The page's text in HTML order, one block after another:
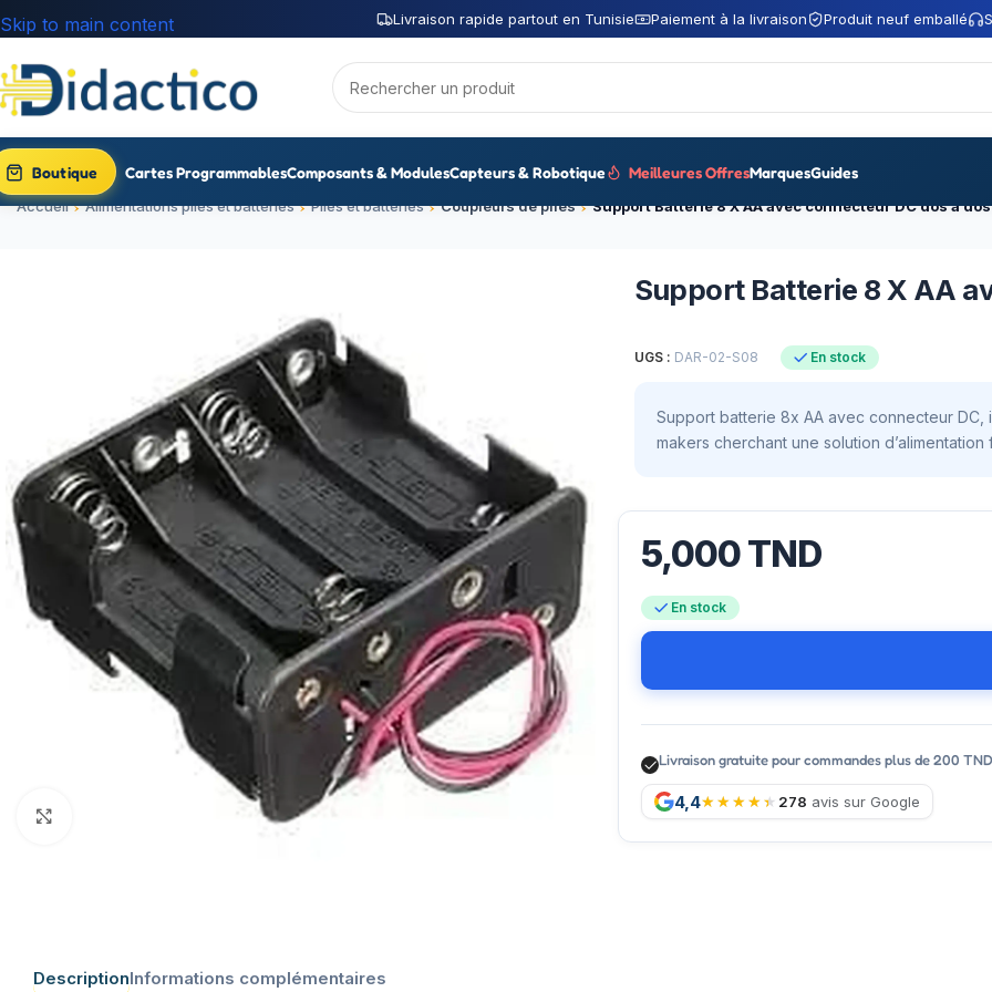
Livraison rapide partout en Tunisie Paiement à la livraison Produit neuf emballé
Skip to main content
Boutique Cartes ProgrammablesComposants & ModulesCapteurs & Robotique Meilleures OffresMarquesGuides
Accueil Alimentations piles et batteries Piles et batteries Coupleurs de piles Support Batterie 8 X AA avec connecteur DC dos à dos
Support Batterie 8 X AA
UGS : DAR-02-S08 En stock
Support batterie 8x AA avec connecteur
makers cherchant une solution d’alimentation
5,000TND
En stock
Livraison gratuite pour commandes plus de 200 TND
4,4 278 avis sur Google
DescriptionInformations complémentaires